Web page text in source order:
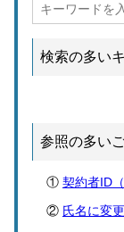
検索の多い
参照の多い
契約者ID
氏名に変